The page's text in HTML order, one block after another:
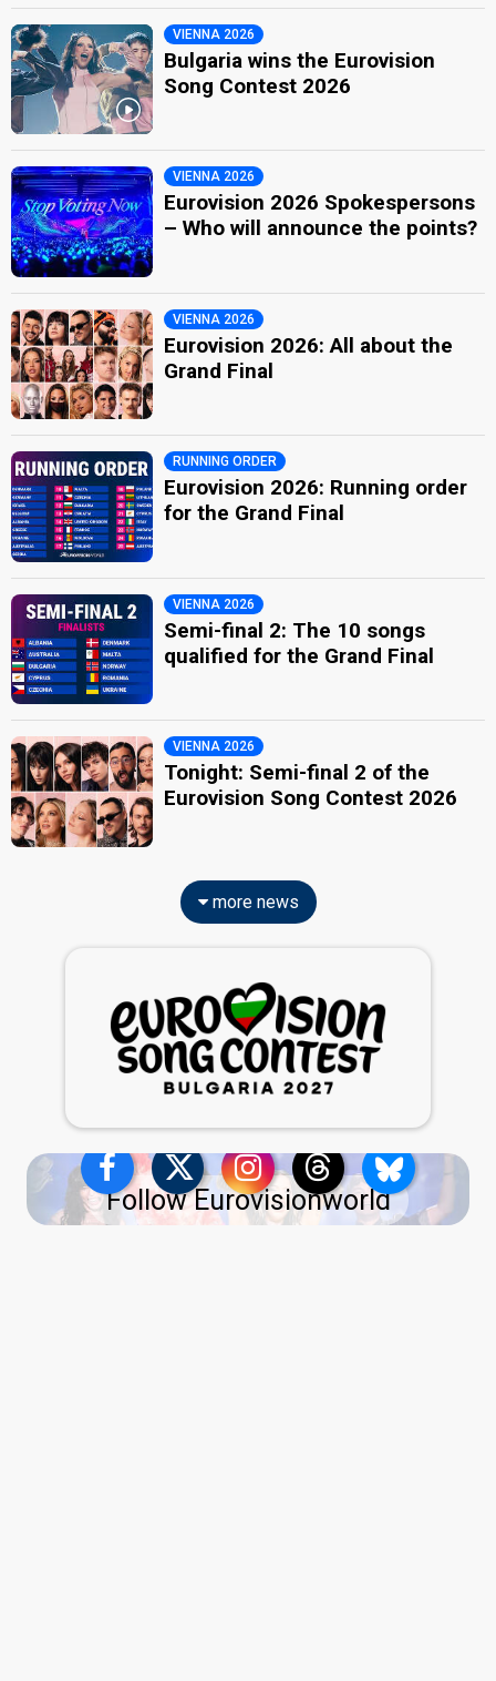
VIENNA 2026
Bulgaria wins the Eurovision
Song Contest 2026
VIENNA 2026
Eurovision 2026 Spokespersons
– Who will announce the points?
VIENNA 2026
Eurovision 2026: All about the
Grand Final
RUNNING ORDER
Eurovision 2026: Running order
for the Grand Final
VIENNA 2026
Semi-final 2: The 10 songs
qualified for the Grand Final
VIENNA 2026
Tonight: Semi-final 2 of the
Eurovision Song Contest 2026
more news
Follow Eurovisionworld